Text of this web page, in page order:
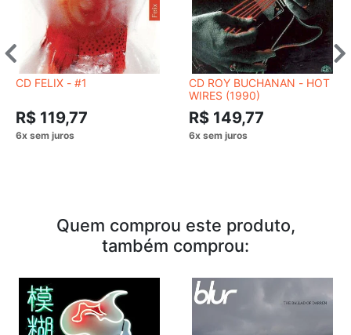
CD FELIX ‎- #1
R$ 119,77
CD ROY BUCHANAN - HOT
WIRES (1990)
R$ 149,77
Quem comprou este produto,
também comprou: